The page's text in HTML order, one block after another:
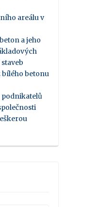
areálu v
a jeho
bílého betonu
podnikatelů